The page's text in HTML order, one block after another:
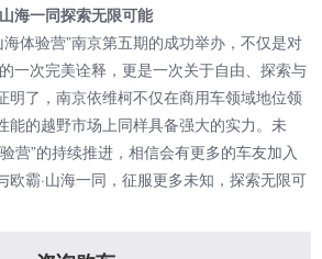
一同探索无限可能
体验营”南京第五期的成功举办，不仅是对
一次完美诠释，更是一次关于自由、探索与
明了，南京依维柯不仅在商用车领域地位领
能的越野市场上同样具备强大的实力。未
营”的持续推进，相信会有更多的车友加入
欧霸·山海一同，征服更多未知，探索无限可